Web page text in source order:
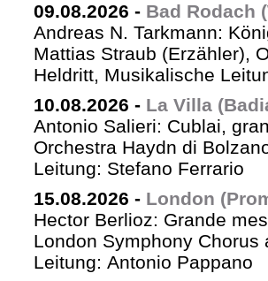
09.08.2026 - Bad Rodach
Andreas N. Tarkmann:
Mattias Straub (Erzähler),
Heldritt, Musikalische
10.08.2026 - La Villa
Antonio Salieri: Cublai,
Orchestra Haydn di
Leitung: Stefano Ferrario
15.08.2026 - London
Hector Berlioz: Grande
London Symphony
Leitung: Antonio Pappano